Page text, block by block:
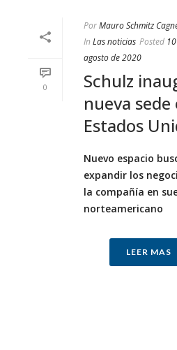
0
PorMauro Schmitz
In Las noticias Posted
agosto de 2020
Schulz
nueva sede
Estados
Nuevo espacio
expandir los
la compañía en
norteamericano
LEER MAS